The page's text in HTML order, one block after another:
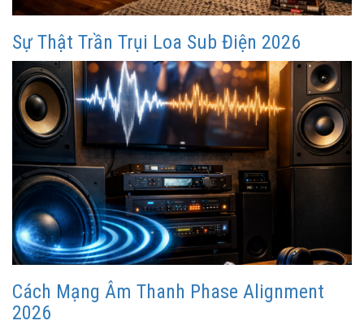
Sự Thật Trần Trụi Loa Sub Điện 2026
Cách Mạng Âm Thanh Phase Alignment
2026